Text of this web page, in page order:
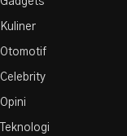
Kuliner
Otomotif
Celebrity
Opini
Teknologi